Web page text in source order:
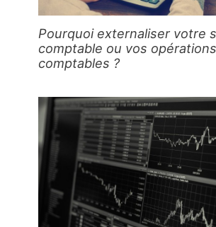
Pourquoi externaliser votre
comptable ou vos opérations
comptables ?